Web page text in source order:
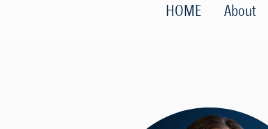
HOME About